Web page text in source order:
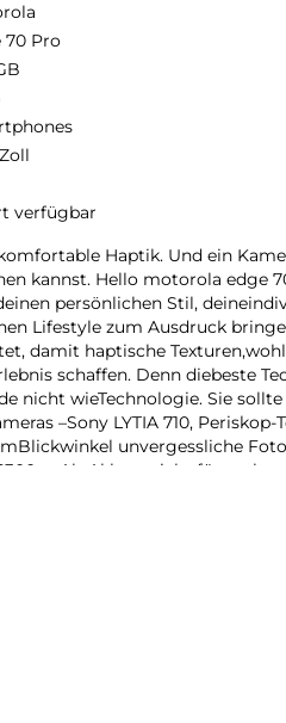
70 Pro
verfügbar
Haptik. Und ein
kannst. Hello motorola edge
persönlichen Stil,
Lifestyle zum Ausdruck
damit haptische
schaffen. Denn diebeste
nicht wieTechnologie. Sie
–Sony LYTIA 710,
unvergessliche
mAh-Akkus reicht für